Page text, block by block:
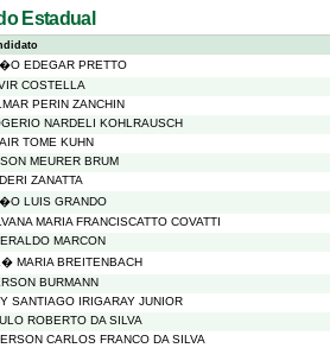
Estadual
EDEGAR PRETTO
COSTELLA
PERIN ZANCHIN
NARDELI KOHLRAUSCH
TOME KUHN
MEURER BRUM
ZANATTA
LUIS GRANDO
MARIA FRANCISCATTO COVATTI
MARCON
MARIA BREITENBACH
BURMANN
SANTIAGO IRIGARAY JUNIOR
ROBERTO DA SILVA
CARLOS FRANCO DA SILVA